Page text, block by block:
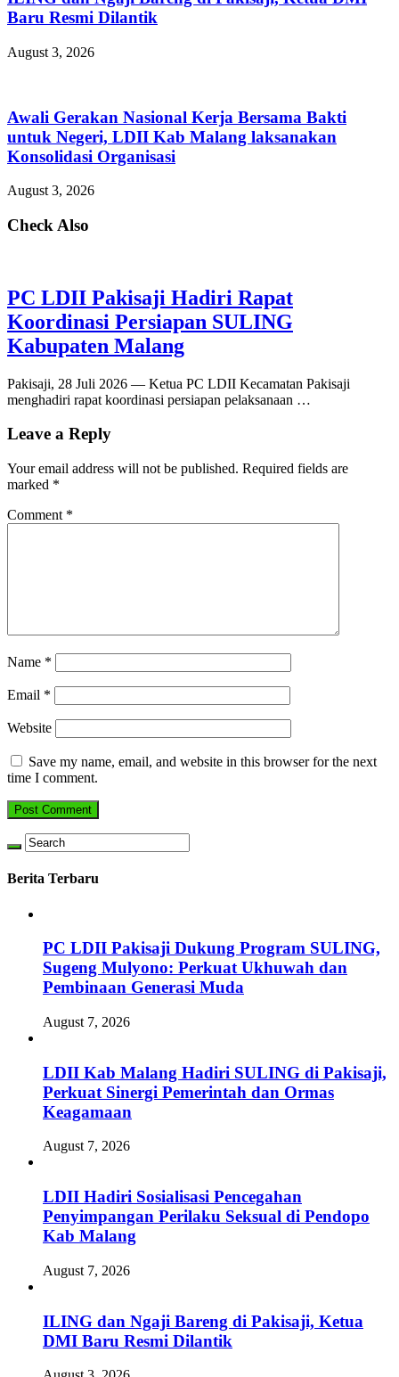
Baru Resmi Dilantik
August 3, 2026
Awali Gerakan Nasional Kerja Bersama Bakti
untuk Negeri, LDII Kab Malang laksanakan
Konsolidasi Organisasi
August 3, 2026
Check Also
PC LDII Pakisaji Hadiri Rapat
Koordinasi Persiapan SULING
Kabupaten Malang
Pakisaji, 28 Juli 2026 — Ketua PC LDII Kecamatan Pakisaji
menghadiri rapat koordinasi persiapan pelaksanaan …
Leave a Reply
Your email address will not be published. Required fields are
marked *
Comment *
Name *
Email *
Website
Save my name, email, and website in this browser for the next
time I comment.
Berita Terbaru
PC LDII Pakisaji Dukung Program SULING,
Sugeng Mulyono: Perkuat Ukhuwah dan
Pembinaan Generasi Muda
August 7, 2026
LDII Kab Malang Hadiri SULING di Pakisaji,
Perkuat Sinergi Pemerintah dan Ormas
Keagamaan
August 7, 2026
LDII Hadiri Sosialisasi Pencegahan
Penyimpangan Perilaku Seksual di Pendopo
Kab Malang
August 7, 2026
ILING dan Ngaji Bareng di Pakisaji, Ketua
DMI Baru Resmi Dilantik